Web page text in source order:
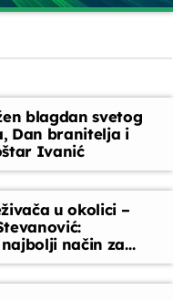
lagane ritmove,
vaše
blagdan svetog
Dan branitelja i
Ivanić
u okolici –
način za
bolesti